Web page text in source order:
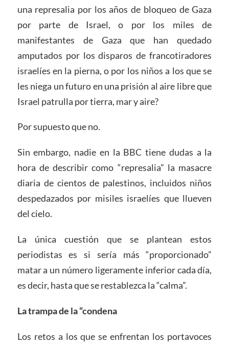
una represalia por los años de bloqueo de Gaza
por parte de Israel, o por los miles de
manifestantes de Gaza que han quedado
amputados por los disparos de francotiradores
israelíes en la pierna, o por los niños a los que se
les niega un futuro en una prisión al aire libre que
Israel patrulla por tierra, mar y aire?
Por supuesto que no.
Sin embargo, nadie en la BBC tiene dudas a la
hora de describir como “represalia” la masacre
diaria de cientos de palestinos, incluidos niños
despedazados por misiles israelíes que llueven
del cielo.
La única cuestión que se plantean estos
periodistas es si sería más “proporcionado”
matar a un número ligeramente inferior cada día,
es decir, hasta que se restablezca la “calma”.
La trampa de la “condena
Los retos a los que se enfrentan los portavoces